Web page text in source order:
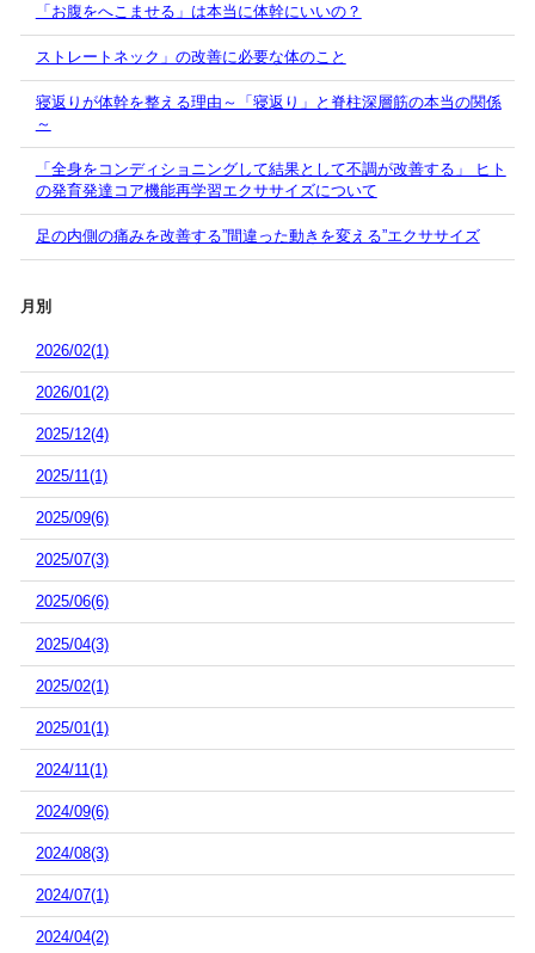
「お腹をへこませる」は本当に体幹にいいの？
ストレートネック」の改善に必要な体のこと
寝返りが体幹を整える理由～「寝返り」と脊柱深層筋の本当の関係
～
「全身をコンディショニングして結果として不調が改善する」 ヒト
の発育発達コア機能再学習エクササイズについて
足の内側の痛みを改善する”間違った動きを変える”エクササイズ
月別
2026/02(1)
2026/01(2)
2025/12(4)
2025/11(1)
2025/09(6)
2025/07(3)
2025/06(6)
2025/04(3)
2025/02(1)
2025/01(1)
2024/11(1)
2024/09(6)
2024/08(3)
2024/07(1)
2024/04(2)